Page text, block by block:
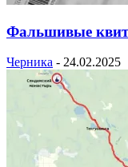
Фальшивые
Черника - 24.02.2025